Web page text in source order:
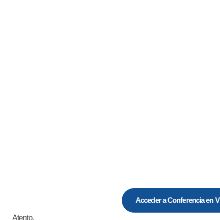
Acceder a Conferencia en
Atento.